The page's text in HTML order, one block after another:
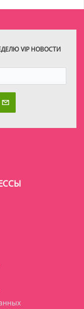
VIP НОВОСТИ